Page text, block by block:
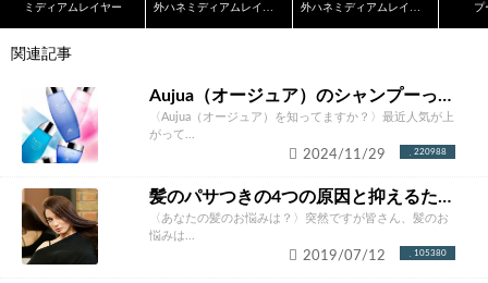
ミディアムレイヤー 外ハネミディアムレイヤーカット 外ハネミディアムレイヤー プ
関連記事
Aujua（オージュア）のシャンプーって本当にいいの？ソムリエが徹底解説！
〈Aujua（オージュア）を知ってますか？〉最近人気が上
がって...
220988
2024/11/29
髪のパサつきの4つの原因と抑えるための改善方法とは？あなたにあったケア方法をご紹介！
〈あなたの髪のお悩みは？〉突然ですが皆さん、髪のお
悩みは...
105380
2019/07/12